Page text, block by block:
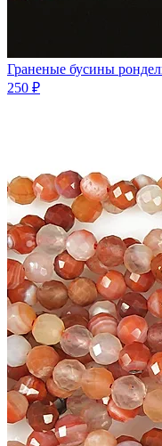
Граненые бусины
250 ₽